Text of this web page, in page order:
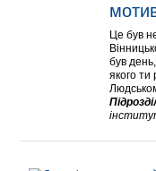
Це був
був
якого